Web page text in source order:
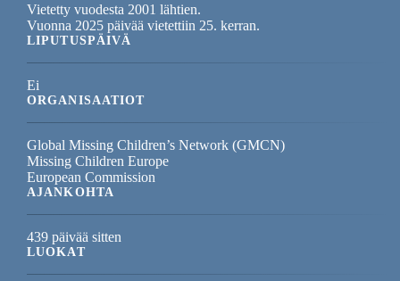
Vietetty vuodesta 2001 lähtien.
Vuonna 2025 päivää vietettiin 25. kerran.
LIPUTUSPÄIVÄ
Ei
ORGANISAATIOT
Global Missing Children’s Network (GMCN)
Missing Children Europe
European Commission
AJANKOHTA
439 päivää sitten
LUOKAT